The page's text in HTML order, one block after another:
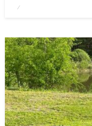
Opublikowane